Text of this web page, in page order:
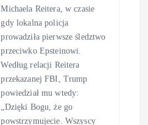
Michaela Reitera, w czasie
gdy lokalna policja
prowadziła pierwsze śledztwo
przeciwko Epsteinowi.
Według relacji Reitera
przekazanej FBI, Trump
powiedział mu wtedy:
„Dzięki Bogu, że go
powstrzymujecie. Wszyscy